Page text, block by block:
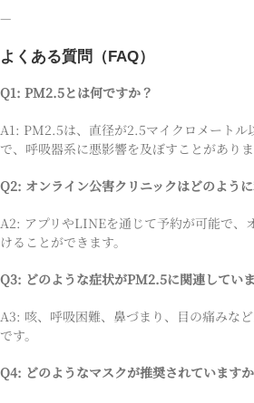
—
よくある質問（FAQ）
Q1: PM2.5とは何ですか？
A1: PM2.5は、直径が2.5マイクロメートル
で、呼吸器系に悪影響を及ぼすことがありま
Q2: オンライン公害クリニックはどのよう
A2: アプリやLINEを通じて予約が可能で、
けることができます。
Q3: どのような症状がPM2.5に関連してい
A3: 咳、呼吸困難、鼻づまり、目の痛みな
です。
Q4: どのようなマスクが推奨されています